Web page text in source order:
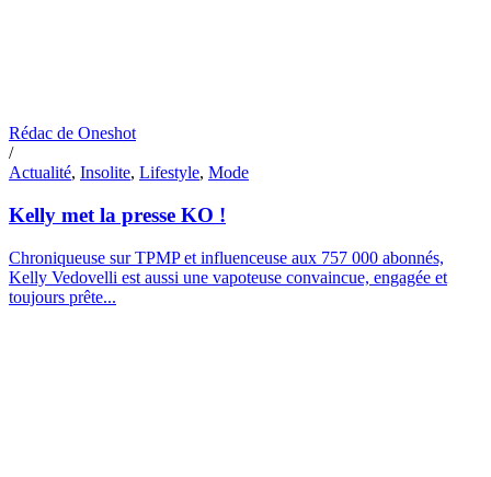
Rédac de Oneshot
/
Actualité, Insolite, Lifestyle, Mode
Kelly met la presse KO !
Chroniqueuse sur TPMP et influenceuse aux 757 000 abonnés,
Kelly Vedovelli est aussi une vapoteuse convaincue, engagée et
toujours prête...